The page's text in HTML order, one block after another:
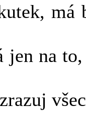
má
jen na